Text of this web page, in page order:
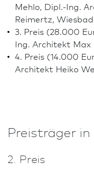
Mehlo, Dipl.-Ing.
Reimertz,
3. Preis (28.000
Ing. Architekt Max
4. Preis (14.000
Architekt Heiko
Preisträger
2. Preis